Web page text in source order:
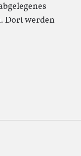
Dort werden